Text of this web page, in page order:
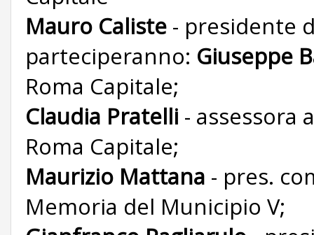
Mauro Caliste - presidente
parteciperanno: Giuseppe
Roma Capitale;
Claudia Pratelli - assessora
Roma Capitale;
Maurizio Mattana - pres.
Memoria del Municipio V;